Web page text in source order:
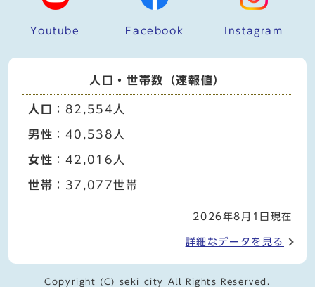
Youtube Facebook Instagram
人口・世帯数（速報値）
人口 ：82,554人
男性 ：40,538人
女性 ：42,016人
世帯 ：37,077世帯
2026年8月1日現在
詳細なデータを見る
Copyright (C) seki city All Rights Reserved.